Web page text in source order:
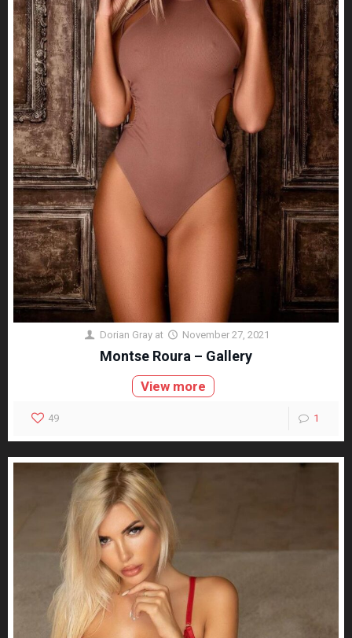
Dorian Gray at November 27, 2021
Montse Roura – Gallery
View more
49 1